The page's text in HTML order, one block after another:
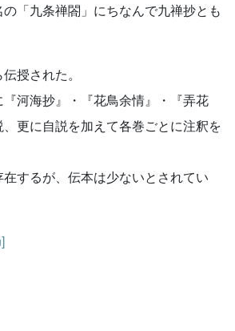
「九条禅閤」にちなんで九禅抄とも
授された。
河海抄』・『花鳥余情』・『弄花
更に自説を加えて各巻ごとに注釈を
するが、伝本は少ないとされてい